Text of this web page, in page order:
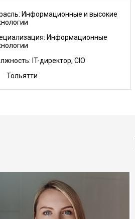
Информационные и высокие
Информационные
IT-директор, CIO
Тольятти